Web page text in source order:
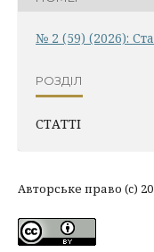
№ 2 (59) (2026):
РОЗДІЛ
СТАТТІ
Авторське право (c)